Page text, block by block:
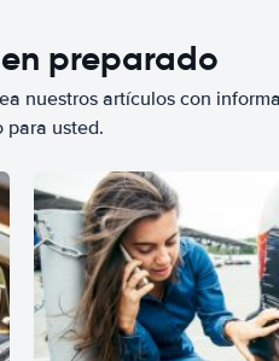
preparado
nuestros artículos con
para usted.